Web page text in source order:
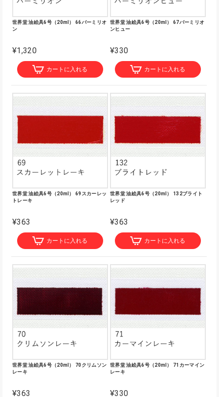
世界堂 油絵具6号（20ml） 66バーミリオ
ン
¥1,320
カートに入れる
世界堂 油絵具6号（20ml） 67バーミリオ
ンヒュー
¥330
カートに入れる
世界堂 油絵具6号（20ml） 69スカーレッ
トレーキ
¥363
カートに入れる
世界堂 油絵具6号（20ml） 132ブライト
レッド
¥363
カートに入れる
世界堂 油絵具6号（20ml） 70クリムソン
レーキ
¥363
世界堂 油絵具6号（20ml） 71カーマイン
レーキ
¥330